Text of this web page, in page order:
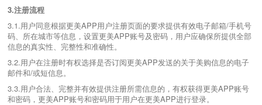
3.注册流程
3.1.用户同意根据更美APP用户注册页面的要求提供有效电子邮箱/手机号
码、所在城市等信息，设置更美APP账号及密码，用户应确保所提供全部
信息的真实性、完整性和准确性。
3.2.用户在注册时有权选择是否订阅更美APP发送的关于美购信息的电子
邮件和/或短信息。
3.3.用户合法、完整并有效提供注册所需信息的，有权获得更美APP账号
和密码，更美APP账号和密码用于用户在更美APP进行登录。